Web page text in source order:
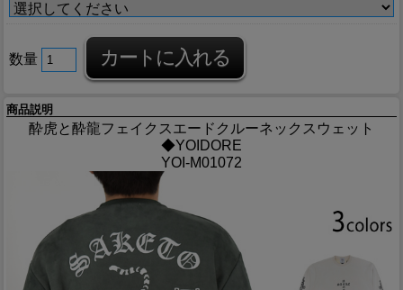
数量
商品説明
酔虎と酔龍フェイクスエードクルーネックスウェット
◆YOIDORE
YOI-M01072